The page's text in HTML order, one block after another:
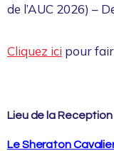
de l’AUC 2026) –
Cliquez ici pour
Lieu de la
Le Sheraton